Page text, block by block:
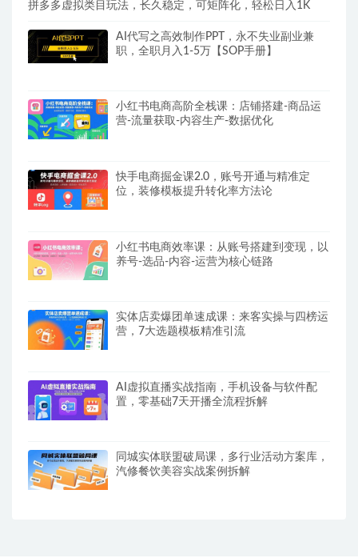
拼多多虚拟类目玩法，长久稳定，可矩阵化，轻松日入1K
AI代写之高效制作PPT，永不失业副业兼
职，全职月入1-5万【SOP手册】
小红书电商高阶全栈课：店铺搭建-商品运
营-流量获取-内容生产-数据优化
快手电商掘金课2.0，账号开通与精准定
位，装修模板提升转化率方法论
小红书电商效率课：从账号搭建到变现，以
养号-选品-内容-运营为核心链路
实体店卖爆团单速成课：来客实操与四榜运
营，7大选题模板精准引流
AI虚拟直播实战指南，手机设备与软件配
置，零基础7天开播全流程拆解
同城实体联盟破局课，多行业活动方案库，
汽修餐饮美容实战案例拆解